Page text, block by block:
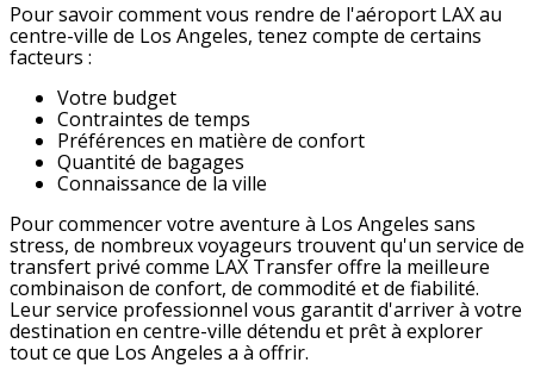
Pour savoir comment vous rendre de l'aéroport LAX au
centre-ville de Los Angeles, tenez compte de certains
facteurs :
Votre budget
Contraintes de temps
Préférences en matière de confort
Quantité de bagages
Connaissance de la ville
Pour commencer votre aventure à Los Angeles sans
stress, de nombreux voyageurs trouvent qu'un service de
transfert privé comme LAX Transfer offre la meilleure
combinaison de confort, de commodité et de fiabilité.
Leur service professionnel vous garantit d'arriver à votre
destination en centre-ville détendu et prêt à explorer
tout ce que Los Angeles a à offrir.